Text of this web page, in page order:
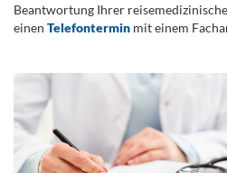
Beantwortung Ihrer
einen Telefontermin mit einem